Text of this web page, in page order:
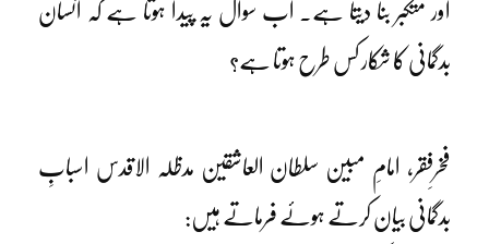
اور متکبر بنا دیتا ہے۔ اب سوال یہ پیدا ہوتا ہے کہ انسان
بدگمانی کا شکار کس طرح ہوتا ہے؟
فخرِفقر، امامِ مبین سلطان العاشقین مدظلہ الاقدس اسبابِ
بدگمانی بیان کرتے ہوئے فرماتے ہیں: